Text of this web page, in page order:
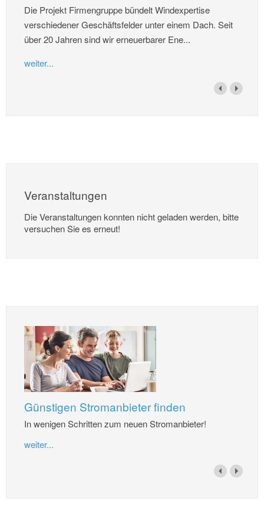
Die Projekt Firmengruppe bündelt Windexpertise
verschiedener Geschäftsfelder unter einem Dach. Seit
über 20 Jahren sind wir erneuerbarer Ene...
weiter...
Veranstaltungen
Die Veranstaltungen konnten nicht geladen werden, bitte
versuchen Sie es erneut!
Günstigen Stromanbieter finden
In wenigen Schritten zum neuen Stromanbieter!
weiter...